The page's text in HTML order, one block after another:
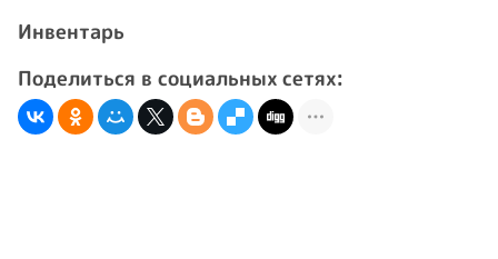
Инвентарь
Поделиться в социальных сетях: